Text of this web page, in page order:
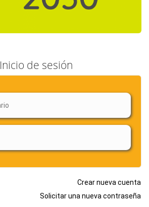
Inicio de sesión
Crear nueva cuenta
Solicitar una nueva contraseña